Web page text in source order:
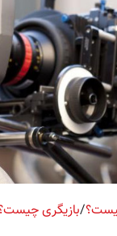
/بازیگری
لپ تاپ دلخواهت، فقط با 10
دریافت